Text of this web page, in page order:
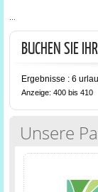
...
BUCHEN SIE
Ergebnisse : 6
Anzeige: 400 bis 410
Unsere